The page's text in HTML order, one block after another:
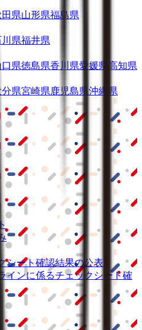
田県山形県福島県
川県福井県
口県徳島県香川県愛媛県 高知県
分県宮崎県鹿児島県沖縄県
シート確認結果の公表
インに係るチェックシート確